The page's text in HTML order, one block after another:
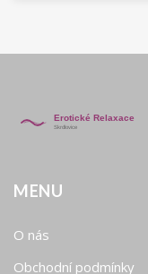
MENU
O nás
Obchodní podmínky